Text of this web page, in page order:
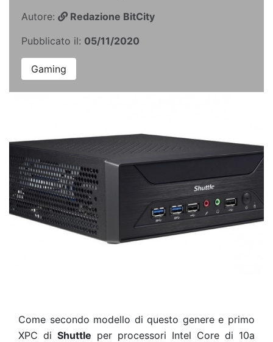
Autore:
Redazione BitCity
Pubblicato il: 05/11/2020
Gaming
Come secondo modello di questo genere e primo
XPC di Shuttle per processori Intel Core di 10a